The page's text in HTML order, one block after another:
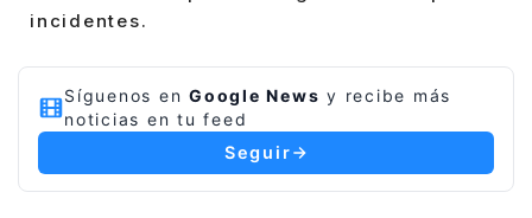
incidentes.
Síguenos en Google News y recibe más
noticias en tu feed
Seguir